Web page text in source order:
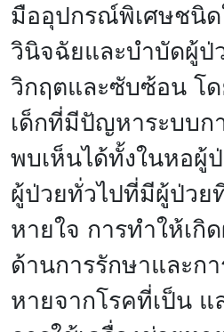
มืออุปกรณ์พิเศษชนิด
วินิจฉัยและบำบัดผู้
วิกฤตและซับซ้อน โด
เด็กที่มีปัญหาระบบก
พบเห็นได้ทั้งในหอผู้
ผู้ป่วยทั่วไปที่มีผู้ป่วย
หายใจ การทำให้เกิ
ด้านการรักษาและก
หายจากโรคที่เป็น แ